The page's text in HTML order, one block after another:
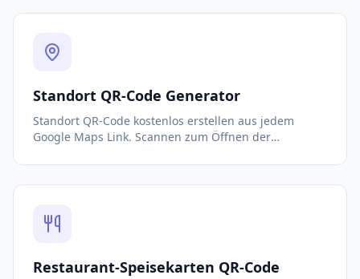
Standort QR-Code Generator
Standort QR-Code kostenlos erstellen aus jedem
Google Maps Link. Scannen zum Öffnen der
Anmeldung und gebührenfrei.
Restaurant-Speisekarten QR-Code